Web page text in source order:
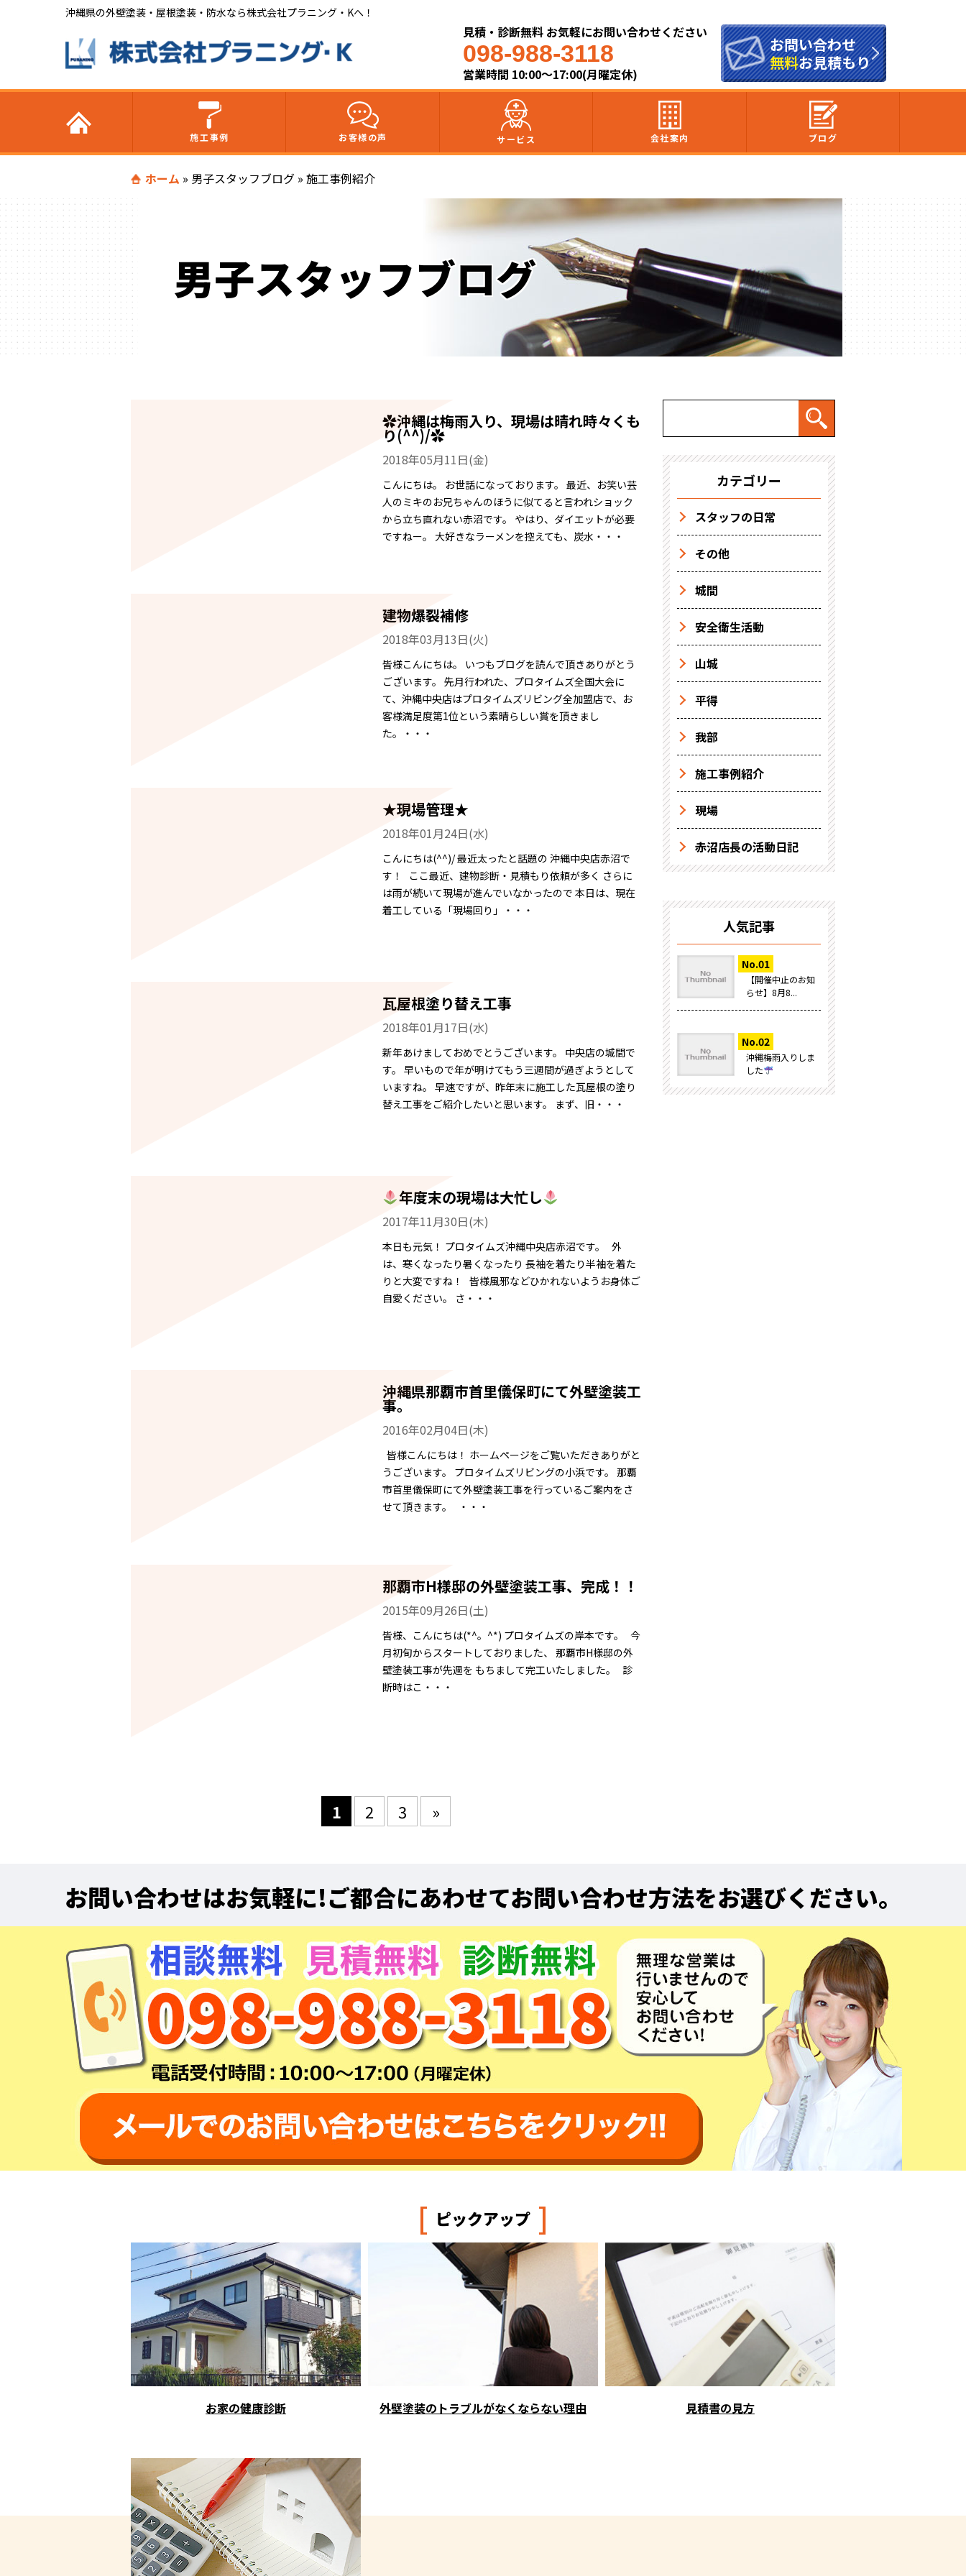
沖縄県の外壁塗装・屋根塗装・防水なら株式会社プラニング・Kへ！
見積・診断無料 お気軽にお問い合わせください
098-988-3118
営業時間 10:00～17:00(月曜定休)
お問い合わせ
無料お見積もり
施工事例 お客様の声 サービス 会社案内 ブログ
ホーム » 男子スタッフブログ » 施工事例紹介
男子スタッフブログ
✿沖縄は梅雨入り、現場は晴れ時々くも
り(^^)/✿
2018年05月11日(金)
こんにちは。 お世話になっております。 最近、お笑い芸
人のミキのお兄ちゃんのほうに似てると言われショック
から立ち直れない赤沼です。 やはり、ダイエットが必要
ですねー。 大好きなラーメンを控えても、炭水・・・
建物爆裂補修
2018年03月13日(火)
皆様こんにちは。 いつもブログを読んで頂きありがとう
ございます。 先月行われた、プロタイムズ全国大会に
て、沖縄中央店はプロタイムズリビング全加盟店で、お
客様満足度第1位という素晴らしい賞を頂きまし
た。・・・
★現場管理★
2018年01月24日(水)
こんにちは(^^)/ 最近太ったと話題の 沖縄中央店赤沼で
す！ ここ最近、建物診断・見積もり依頼が多く さらに
は雨が続いて現場が進んでいなかったので 本日は、現在
着工している「現場回り」・・・
瓦屋根塗り替え工事
2018年01月17日(水)
新年あけましておめでとうございます。 中央店の城間で
す。 早いもので年が明けてもう三週間が過ぎようとして
いますね。 早速ですが、昨年末に施工した瓦屋根の塗り
替え工事をご紹介したいと思います。 まず、旧・・・
年度末の現場は大忙し
2017年11月30日(木)
本日も元気！ プロタイムズ沖縄中央店赤沼です。 外
は、寒くなったり暑くなったり 長袖を着たり半袖を着た
りと大変ですね！ 皆様風邪などひかれないようお身体ご
自愛ください。 さ・・・
沖縄県那覇市首里儀保町にて外壁塗装工
事。
2016年02月04日(木)
皆様こんにちは！ ホームページをご覧いただきありがと
うございます。 プロタイムズリビングの小浜です。 那覇
市首里儀保町にて外壁塗装工事を行っているご案内をさ
せて頂きます。 ・・・
那覇市H様邸の外壁塗装工事、完成！！
2015年09月26日(土)
皆様、こんにちは(*^。^*) プロタイムズの岸本です。 今
月初旬からスタートしておりました、 那覇市H様邸の外
壁塗装工事が先週を もちまして完工いたしました。 診
断時はこ・・・
1 2 3 »
カテゴリー
スタッフの日常
その他
城間
安全衛生活動
山城
平得
我部
施工事例紹介
現場
赤沼店長の活動日記
人気記事
【開催中止のお知
らせ】8月8...
沖縄梅雨入りしま
した
お問い合わせはお気軽に!ご都合にあわせてお問い合わせ方法をお選びください。
[ ピックアップ ]
お家の健康診断 外壁塗装のトラブルがなくならない理由 見積書の見方